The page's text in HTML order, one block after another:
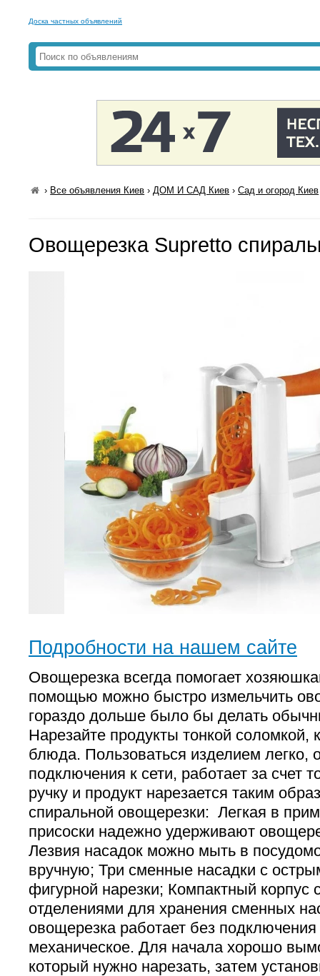
Доска частных объявлений
› Все объявления Киев ›ДОМ И САД Киев ›Сад и огород Киев
Овощерезка Supretto
Подробности на нашем сайте
Овощерезка всегда помогает
помощью можно быстро измельчить
гораздо дольше было бы делать
Нарезайте продукты тонкой соломкой,
блюда. Пользоваться изделием легко,
подключения к сети, работает за счет
ручку и продукт нарезается таким
спиральной овощерезки: Легкая в
присоски надежно удерживают
Лезвия насадок можно мыть в
вручную; Три сменные насадки с
фигурной нарезки; Компактный корпус
отделениями для хранения сменных
овощерезка работает без
механическое. Для начала хорошо
который нужно нарезать, затем